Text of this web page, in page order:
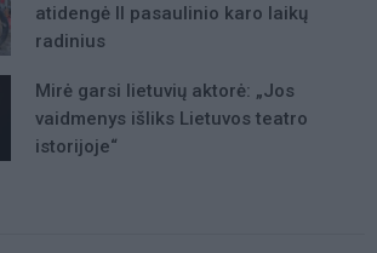
atidengė II pasaulinio karo laikų
radinius
Mirė garsi lietuvių aktorė: „Jos
vaidmenys išliks Lietuvos teatro
istorijoje“